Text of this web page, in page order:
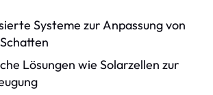
Systeme zur Anpassung von
Lösungen wie Solarzellen zur